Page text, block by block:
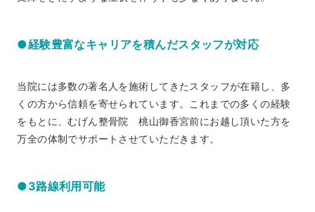
●経験豊富なキャリアを積んだスタッフが対応
当院には多数の著名人を施術してきたスタッフが在籍し、多
くの方から信頼を寄せられています。これまでの多くの経験
をもとに、むげん整骨院 桃山御香宮前にお越し頂いた方を
万全の体制でサポートさせていただきます。
●3路線利用可能